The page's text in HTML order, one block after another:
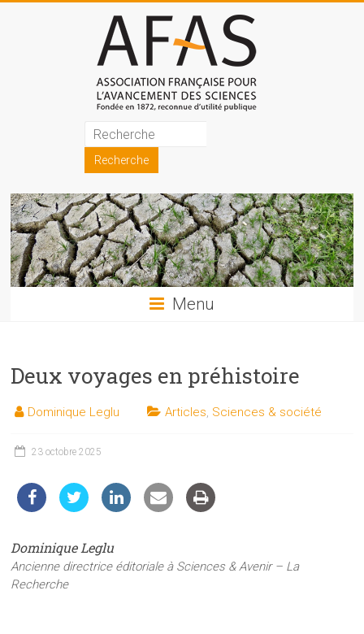
Association
française
pour
l'avancement
des
sciences
les
et
techniques
du
public
Menu
Deux voyages en préhistoire
Dominique Leglu Articles Sciences & société
23 octobre 2025
Dominique Leglu
Ancienne directrice éditoriale à Sciences & Avenir – La
Recherche